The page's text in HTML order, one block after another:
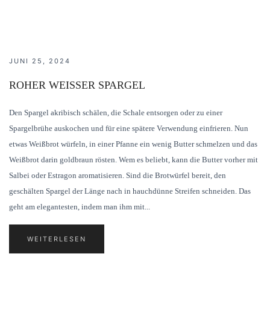
JUNI 25, 2024
ROHER WEISSER SPARGEL
Den Spargel akribisch schälen, die Schale entsorgen oder zu einer
Spargelbrühe auskochen und für eine spätere Verwendung einfrieren. Nun
etwas Weißbrot würfeln, in einer Pfanne ein wenig Butter schmelzen und das
Weißbrot darin goldbraun rösten. Wem es beliebt, kann die Butter vorher mit
Salbei oder Estragon aromatisieren. Sind die Brotwürfel bereit, den
geschälten Spargel der Länge nach in hauchdünne Streifen schneiden. Das
geht am elegantesten, indem man ihm mit...
WEITERLESEN